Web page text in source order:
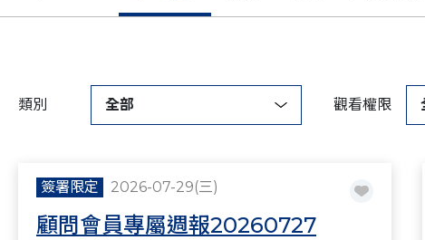
類別 全部 觀看權限
簽署限定 2026-07-29(三)
顧問會員專屬週報20260727